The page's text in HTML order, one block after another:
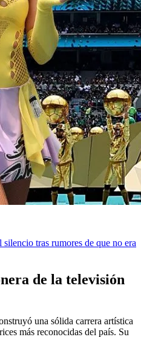
silencio tras rumores de que no era
de la televisión
una sólida carrera artística
más reconocidas del país. Su